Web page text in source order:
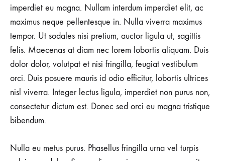
imperdiet eu magna. Nullam interdum imperdiet elit, ac
maximus neque pellentesque in. Nulla viverra maximus
tempor. Ut sodales nisi pretium, auctor ligula ut, sagittis
felis. Maecenas at diam nec lorem lobortis aliquam. Duis
dolor dolor, volutpat et nisi fringilla, feugiat vestibulum
orci. Duis posuere mauris id odio efficitur, lobortis ultrices
nisl viverra. Integer lectus ligula, imperdiet non purus non,
consectetur dictum est. Donec sed orci eu magna tristique
bibendum.
Nulla eu metus purus. Phasellus fringilla urna vel turpis